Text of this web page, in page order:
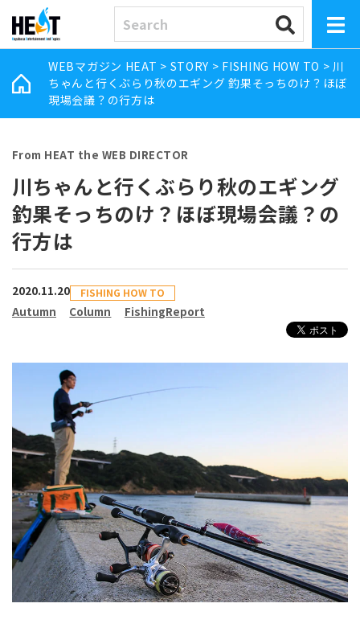
WEBマガジン HEAT > STORY > FISHING HOW TO >川
ちゃんと行くぶらり秋のエギング 釣果そっちのけ？ほぼ
現場会議？の行方は
From HEAT the WEB DIRECTOR
川ちゃんと行くぶらり秋のエギング
釣果そっちのけ？ほぼ現場会議？の
行方は
2020.11.20 FISHING HOW TO
Autumn Column FishingReport